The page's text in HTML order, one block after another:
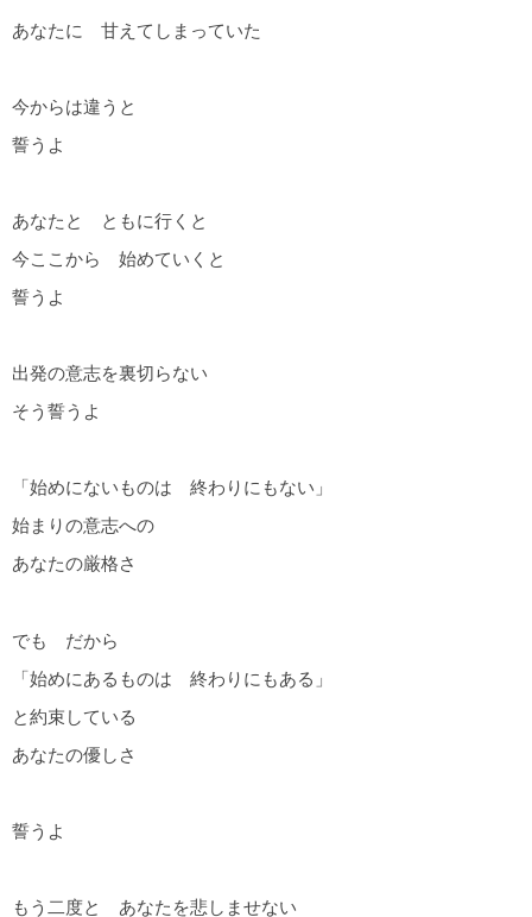
あなたに 甘えてしまっていた
今からは違うと
誓うよ
あなたと ともに行くと
今ここから 始めていくと
誓うよ
出発の意志を裏切らない
そう誓うよ
「始めにないものは 終わりにもない」
始まりの意志への
あなたの厳格さ
でも だから
「始めにあるものは 終わりにもある」
と約束している
あなたの優しさ
誓うよ
もう二度と あなたを悲しませない